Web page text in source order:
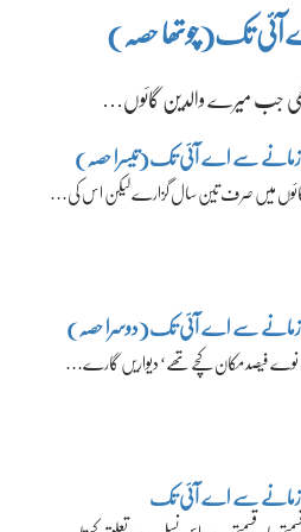
تک(چوتھا حصہ)
جب میرے والدین گائوں…
سے اے آئی تک(تیسرا حصہ)
میں صرف تین سال گزارے لیکن اس کی…
زمانے سے اے آئی تک(دوسرا حصہ)
فیصد مکان کچے تھے‘ دیواریں گارے…
زمانے سے اے آئی تک